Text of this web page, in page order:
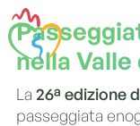
nella
La 26ª edizione
passeggiata